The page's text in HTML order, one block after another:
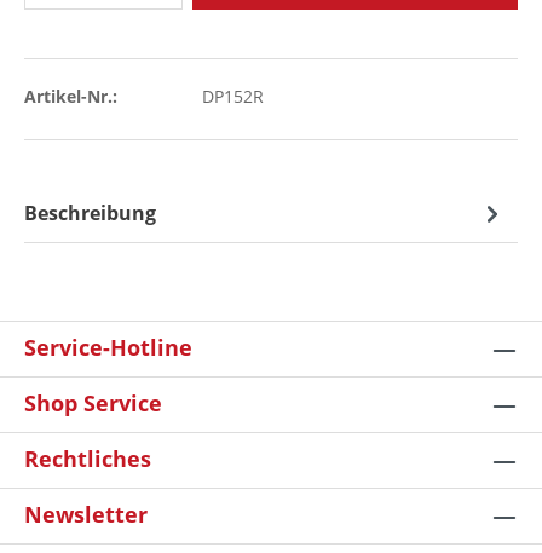
Artikel-Nr.: DP152R
Beschreibung
Service-Hotline
Shop Service
Rechtliches
Newsletter